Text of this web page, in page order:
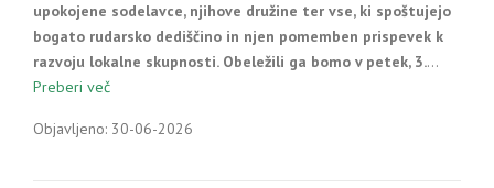
upokojene sodelavce, njihove družine ter vse, ki spoštujejo
bogato rudarsko dediščino in njen pomemben prispevek k
razvoju lokalne skupnosti. Obeležili ga bomo v petek, 3.…
Preberi več
Objavljeno: 30-06-2026